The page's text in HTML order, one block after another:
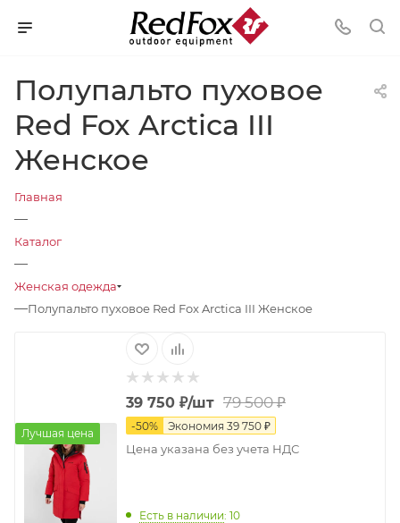
Полупальто пуховое
Red Fox Arctica III
Женское
Главная
—
Каталог
—
Женская одежда
—Полупальто пуховое Red Fox Arctica III Женское
Лучшая цена
39 750 ₽/шт 79 500₽
-50% Экономия 39 750 ₽
Цена указана без учета НДС
Есть в наличии: 10